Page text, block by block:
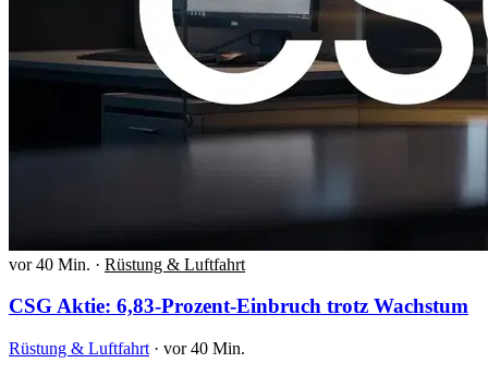
vor 40 Min. · Rüstung & Luftfahrt
CSG Aktie: 6,83-Prozent-Einbruch trotz Wachstum
Rüstung & Luftfahrt · vor 40 Min.